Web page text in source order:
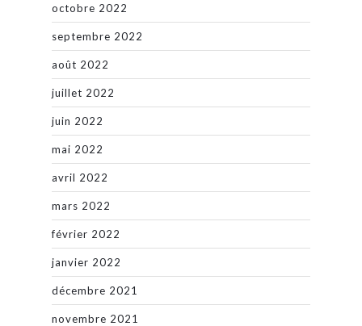
octobre 2022
septembre 2022
août 2022
juillet 2022
juin 2022
mai 2022
avril 2022
mars 2022
février 2022
janvier 2022
décembre 2021
novembre 2021